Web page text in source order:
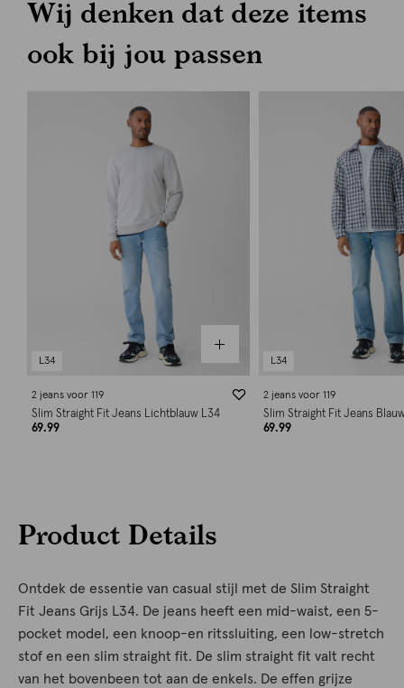
Wij denken dat deze items
ook bij jou passen
L34
2 jeans voor 119
Slim Straight Fit Jeans Lichtblauw L34
69.99
L34
2 jeans voor 119
Slim Straight Fit Jeans
69.99
Product Details
Ontdek de essentie van casual stijl met de Slim Straight
Fit Jeans Grijs L34. De jeans heeft een mid-waist, een 5-
pocket model, een knoop-en ritssluiting, een low-stretch
stof en een slim straight fit. De slim straight fit valt recht
van het bovenbeen tot aan de enkels. De effen grijze